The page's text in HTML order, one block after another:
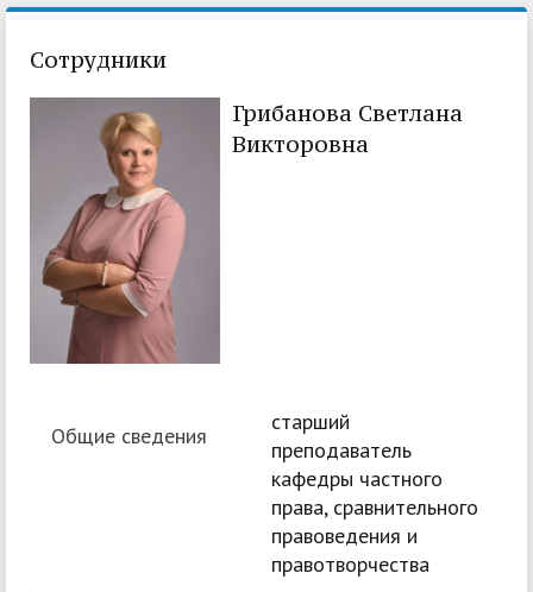
Сотрудники
Грибанова Светлана
Викторовна
Общие сведения
старший
преподаватель
кафедры частного
права, сравнительного
правоведения и
правотворчества